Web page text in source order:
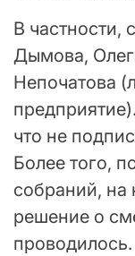
В частности,
Дымова,
Непочатова
что не
Более того,
собраний, на
решение о
проводилось.